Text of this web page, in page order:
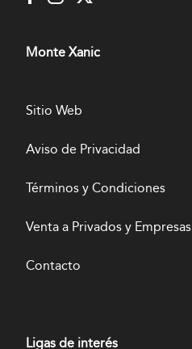
Monte Xanic
Sitio Web
Aviso de Privacidad
Términos y Condiciones
Venta a Privados y Empresas
Contacto
Ligas de interés